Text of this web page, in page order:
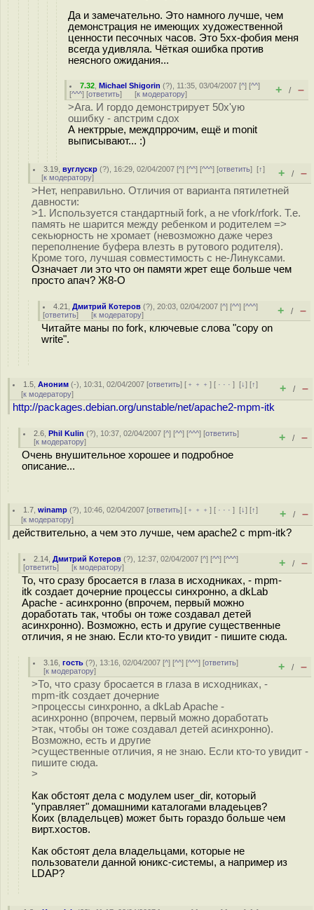
Да и замечательно. Это намного лучше, чем
демонстрация не имеющих художественной
ценности песочных часов. Это 5xx-фобия меня
всегда удивляла. Чёткая ошибка против
неясного ожидания...
7.32 ,Michael Shigorin (?), 11:35, 03/04/2007 [^] [^^]
[^^^] [ответить] [к модератору] + / –
>Ага. И гордо демонстрирует 50x'ую
ошибку - апстрим сдох
А нектррые, междпррочим, ещё и monit
выписывают... :)
3.19 ,вуглускр (?), 16:29, 02/04/2007 [^] [^^] [^^^] [ответить][↑]
[к модератору] + / –
>Нет, неправильно. Отличия от варианта пятилетней
давности:
>1. Используется стандартный fork, а не vfork/rfork. Т.е.
память не шарится между ребенком и родителем =>
секьюрность не хромает (невозможно даже через
переполнение буфера влезть в рутового родителя).
Кроме того, лучшая совместимость с не-Линуксами.
Означает ли это что он памяти жрет еще больше чем
просто апач? Ж8-О
4.21 ,Дмитрий Котеров (?), 20:03, 02/04/2007 [^] [^^] [^^^]
[ответить] [к модератору] + / –
Читайте маны по fork, ключевые слова "copy on
write".
1.5 ,Аноним (-), 10:31, 02/04/2007 [ответить] [ ﹢﹢﹢] [ · · ·][↓] [↑]
[к модератору] + / –
http://packages.debian.org/unstable/net/apache2-mpm-itk
2.6 ,Phil Kulin (?), 10:37, 02/04/2007 [^] [^^] [^^^] [ответить]
[к модератору] + / –
Очень внушительное хорошее и подробное
описание...
1.7 ,winamp (?), 10:46, 02/04/2007 [ответить] [ ﹢﹢﹢] [ · · ·][↓] [↑]
[к модератору] + / –
действительно, а чем это лучше, чем apache2 с mpm-itk?
2.14 ,Дмитрий Котеров (?), 12:37, 02/04/2007 [^] [^^] [^^^]
[ответить] [к модератору] + / –
То, что сразу бросается в глаза в исходниках, - mpm-
itk создает дочерние процессы синхронно, а dkLab
Apache - асинхронно (впрочем, первый можно
доработать так, чтобы он тоже создавал детей
асинхронно). Возможно, есть и другие существенные
отличия, я не знаю. Если кто-то увидит - пишите сюда.
3.16 ,гость (?), 13:16, 02/04/2007 [^] [^^] [^^^] [ответить]
[к модератору] + / –
>То, что сразу бросается в глаза в исходниках, -
mpm-itk создает дочерние
>процессы синхронно, а dkLab Apache -
асинхронно (впрочем, первый можно доработать
>так, чтобы он тоже создавал детей асинхронно).
Возможно, есть и другие
>существенные отличия, я не знаю. Если кто-то увидит -
пишите сюда.
>
Как обстоят дела с модулем user_dir, который
"управляет" домашними каталогами владеьцев?
Коих (владельцев) может быть гораздо больше чем
вирт.хостов.
Как обстоят дела владельцами, которые не
пользователи данной юникс-системы, а например из
LDAP?